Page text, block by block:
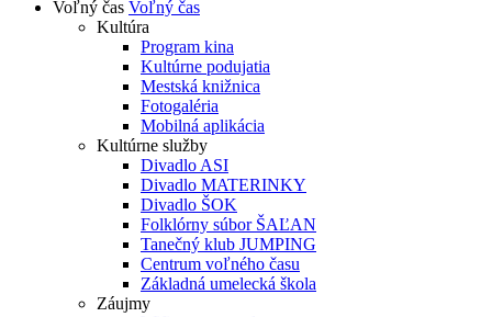
Voľný čas Voľný čas
Kultúra
Program kina
Kultúrne podujatia
Mestská knižnica
Fotogaléria
Mobilná aplikácia
Kultúrne služby
Divadlo ASI
Divadlo MATERINKY
Divadlo ŠOK
Folklórny súbor ŠAĽAN
Tanečný klub JUMPING
Centrum voľného času
Základná umelecká škola
Záujmy